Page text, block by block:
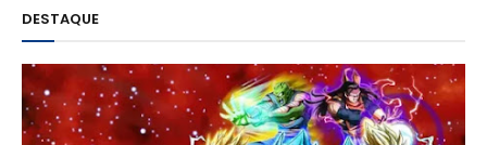
DESTAQUE